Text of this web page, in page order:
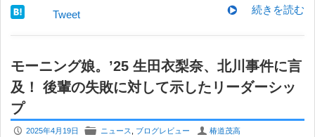
続きを読む
Tweet
モーニング娘。’25 生田衣梨奈、北川事件に言
及！ 後輩の失敗に対して示したリーダーシッ
プ
P 2025年4月19日 F ニュース ブログレビュー U 椿道茂高